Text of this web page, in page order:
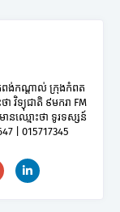
ពង់កណ្តាល់ ក្រុងកំពត
វិទ្យុជាតិ ៩មករា FM
ានឈ្មោះថា ទូរទស្សន៍
| 015717345